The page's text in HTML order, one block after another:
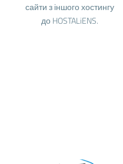
сайти з іншого хостингу
до HOSTALiENS.